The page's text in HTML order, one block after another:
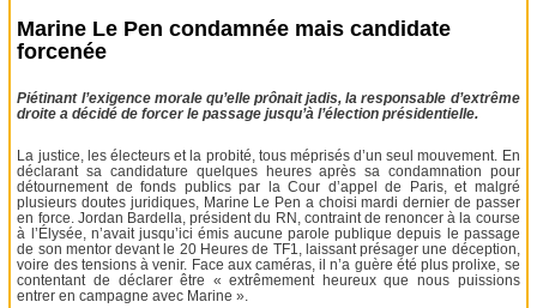
Marine Le Pen condamnée mais candidate
forcenée
Piétinant l’exigence morale qu’elle prônait jadis, la responsable d’extrême
droite a décidé de forcer le passage jusqu’à l’élection présidentielle.
La justice, les électeurs et la probité, tous méprisés d’un seul mouvement. En
déclarant sa candidature quelques heures après sa condamnation pour
détournement de fonds publics par la Cour d’appel de Paris, et malgré
plusieurs doutes juridiques, Marine Le Pen a choisi mardi dernier de passer
en force. Jordan Bardella, président du RN, contraint de renoncer à la course
à l’Élysée, n’avait jusqu’ici émis aucune parole publique depuis le passage
de son mentor devant le 20 Heures de TF1, laissant présager une déception,
voire des tensions à venir. Face aux caméras, il n’a guère été plus prolixe, se
contentant de déclarer être « extrêmement heureux que nous puissions
entrer en campagne avec Marine ».